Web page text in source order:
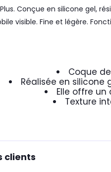
Conçue en silicone gel,
visible. Fine et légère.
Coque
Réalisée en
Elle offre
Texture
clients